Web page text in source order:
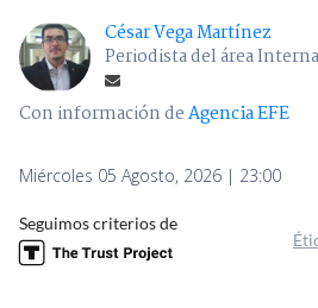
César Vega Martínez
Periodista del área
Con información deAgencia EFE
Miércoles 05 Agosto, 2026 | 23:00
Seguimos criterios de